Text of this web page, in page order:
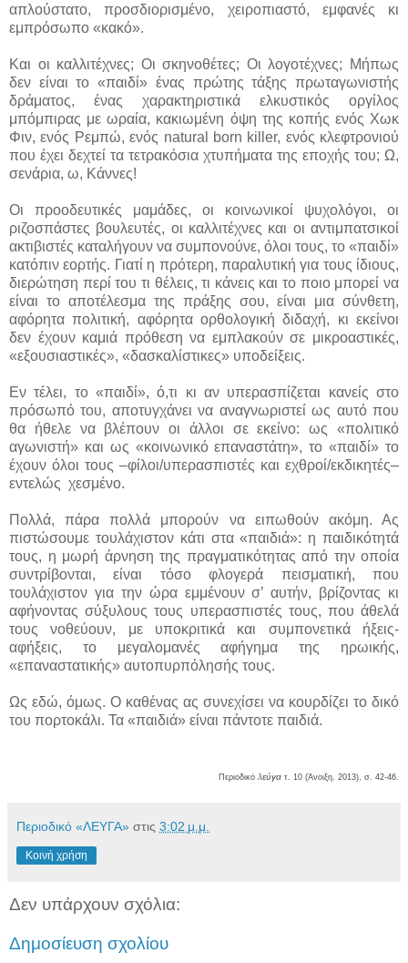
απλούστατο, προσδιορισμένο, χειροπιαστό, εμφανές κι
εμπρόσωπο «κακό».
Και οι καλλιτέχνες; Οι σκηνοθέτες; Οι λογοτέχνες; Μήπως
δεν είναι το «παιδί» ένας πρώτης τάξης πρωταγωνιστής
δράματος, ένας χαρακτηριστικά ελκυστικός οργίλος
μπόμπιρας με ωραία, κακιωμένη όψη της κοπής ενός Χωκ
Φιν, ενός Ρεμπώ, ενός natural born killer, ενός κλεφτρονιού
που έχει δεχτεί τα τετρακόσια χτυπήματα της εποχής του; Ω,
σενάρια, ω, Κάννες!
Οι προοδευτικές μαμάδες, οι κοινωνικοί ψυχολόγοι, οι
ριζοσπάστες βουλευτές, οι καλλιτέχνες και οι αντιμπατσικοί
ακτιβιστές καταλήγουν να συμπονούνε, όλοι τους, το «παιδί»
κατόπιν εορτής. Γιατί η πρότερη, παραλυτική για τους ίδιους,
διερώτηση περί του τι θέλεις, τι κάνεις και το ποιο μπορεί να
είναι το αποτέλεσμα της πράξης σου, είναι μια σύνθετη,
αφόρητα πολιτική, αφόρητα ορθολογική διδαχή, κι εκείνοι
δεν έχουν καμιά πρόθεση να εμπλακούν σε μικροαστικές,
«εξουσιαστικές», «δασκαλίστικες» υποδείξεις.
Εν τέλει, το «παιδί», ό,τι κι αν υπερασπίζεται κανείς στο
πρόσωπό του, αποτυγχάνει να αναγνωριστεί ως αυτό που
θα ήθελε να βλέπουν οι άλλοι σε εκείνο: ως «πολιτικό
αγωνιστή» και ως «κοινωνικό επαναστάτη», το «παιδί» το
έχουν όλοι τους –φίλοι/υπερασπιστές και εχθροί/εκδικητές–
εντελώς χεσμένο.
Πολλά, πάρα πολλά μπορούν να ειπωθούν ακόμη. Ας
πιστώσουμε τουλάχιστον κάτι στα «παιδιά»: η παιδικότητά
τους, η μωρή άρνηση της πραγματικότητας από την οποία
συντρίβονται, είναι τόσο φλογερά πεισματική, που
τουλάχιστον για την ώρα εμμένουν σ’ αυτήν, βρίζοντας κι
αφήνοντας σύξυλους τους υπερασπιστές τους, που άθελά
τους νοθεύουν, με υποκριτικά και συμπονετικά ήξεις-
αφήξεις, το μεγαλομανές αφήγημα της ηρωικής,
«επαναστατικής» αυτοπυρπόλησής τους.
Ως εδώ, όμως. Ο καθένας ας συνεχίσει να κουρδίζει το δικό
του πορτοκάλι. Τα «παιδιά» είναι πάντοτε παιδιά.
Περιοδικό λεύγα τ. 10 (Άνοιξη. 2013), σ. 42-46.
Περιοδικό «ΛΕΥΓΑ» στις 3:02 μ.μ.
Κοινή χρήση
Δεν υπάρχουν σχόλια:
Δημοσίευση σχολίου